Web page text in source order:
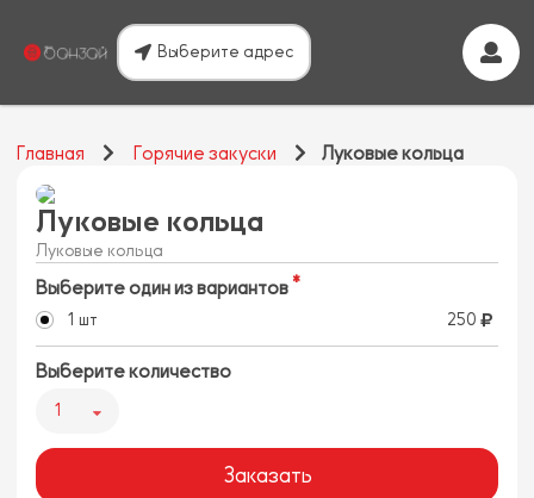
Выберите адрес
Главная Горячие закуски Луковые кольца
Луковые кольца
Луковые кольца
Выберите один из вариантов
1 шт 250
Выберите количество
1
Заказать